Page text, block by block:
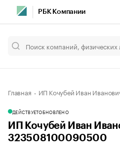
РБК Компании
Главная ИП Кочубей Иван
ДЕЙСТВУЕТОБНОВЛЕНО
ИП Кочубей Иван
323508100090500